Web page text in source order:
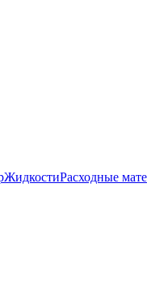
ЖидкостиРасходные